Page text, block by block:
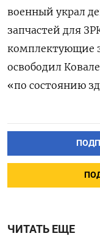
военный украл
запчастей для
комплектующие
освободил
«по состоянию
ЧИТАТЬ ЕЩЕ